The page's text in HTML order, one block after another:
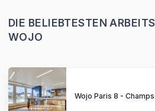
DIE BELIEBTESTEN
WOJO
Wojo Paris 8 -